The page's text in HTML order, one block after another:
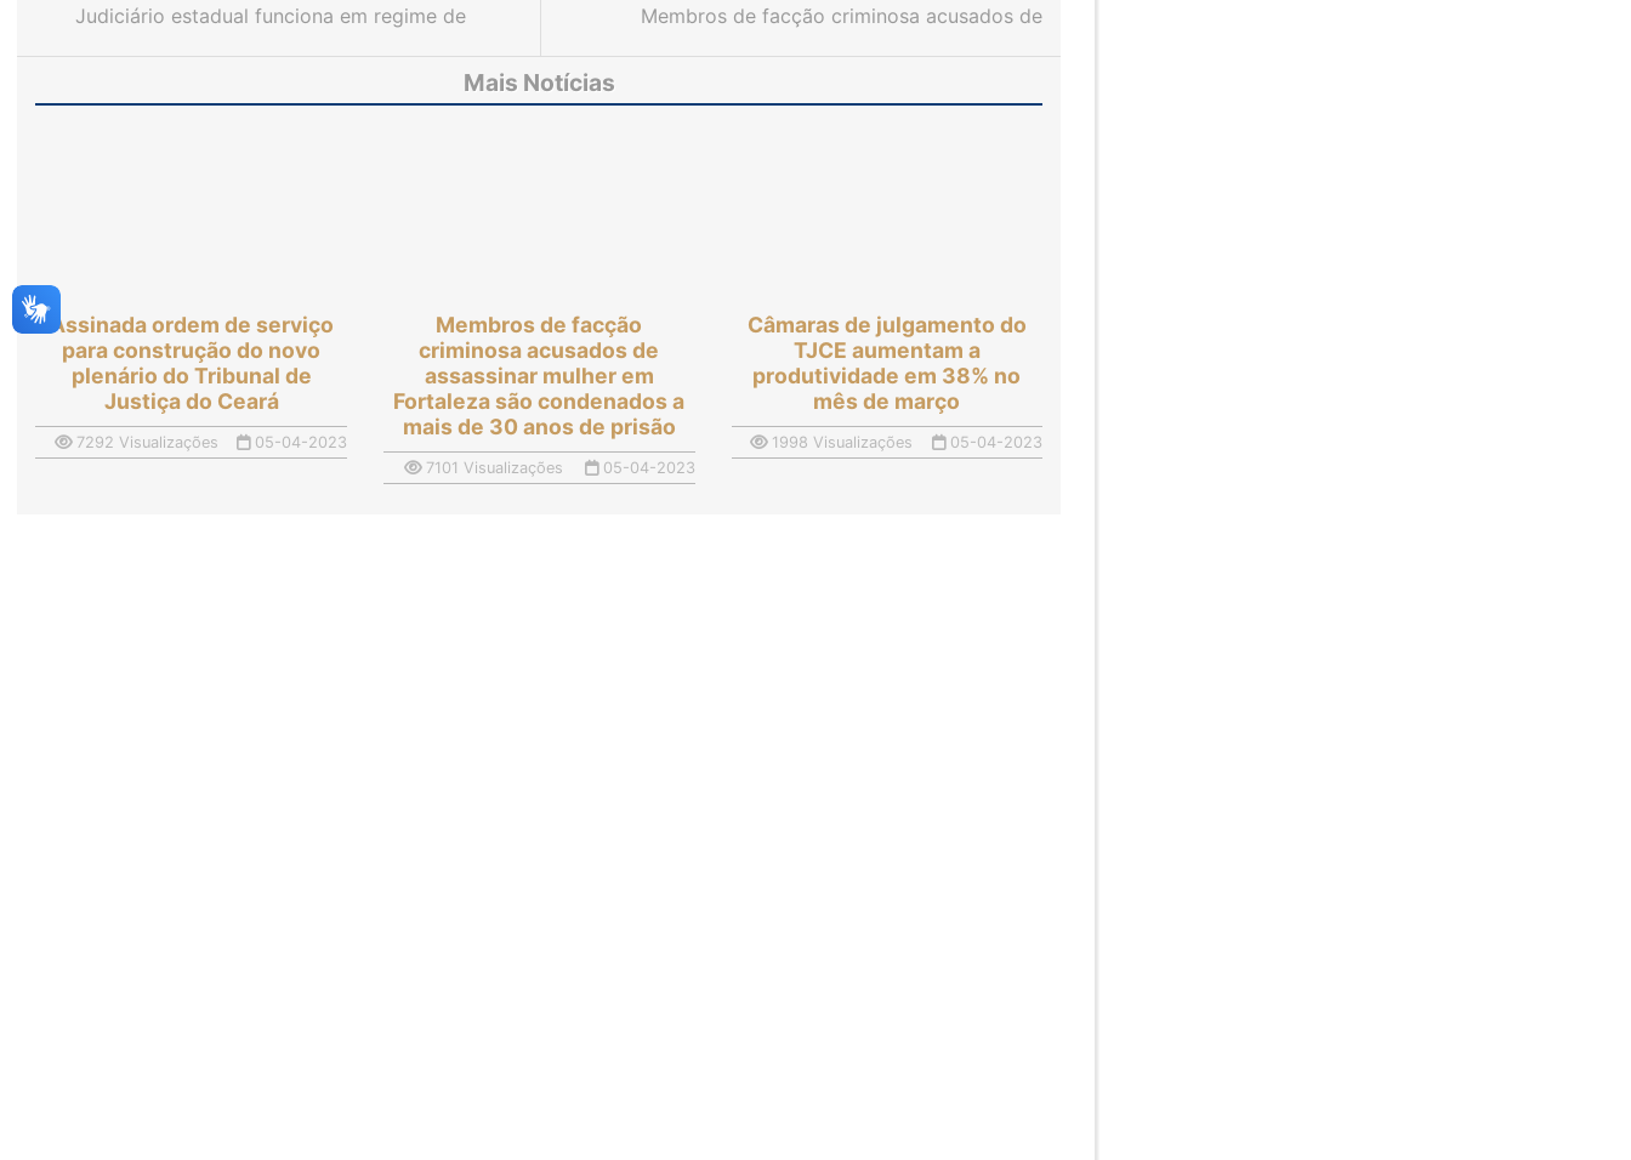
Judiciário estadual funciona em regime de
Membros de facção criminosa acusados de
Mais Notícias
Assinada ordem de serviço
para construção do novo
plenário do Tribunal de
Justiça do Ceará
7292 Visualizações 05-04-2023
Membros de facção
criminosa acusados de
assassinar mulher em
Fortaleza são condenados a
mais de 30 anos de prisão
7101 Visualizações 05-04-2023
Câmaras de julgamento do
TJCE aumentam a
produtividade em 38% no
mês de março
1998 Visualizações 05-04-2023